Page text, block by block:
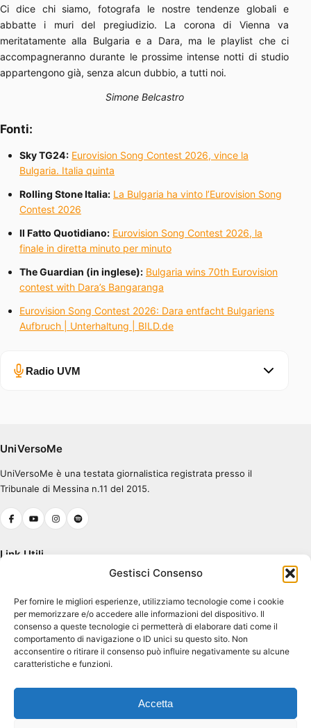
Gestisci Consenso
Per fornire le migliori esperienze, utilizziamo tecnologie come i cookie
per memorizzare e/o accedere alle informazioni del dispositivo. Il
consenso a queste tecnologie ci permetterà di elaborare dati come il
comportamento di navigazione o ID unici su questo sito. Non
acconsentire o ritirare il consenso può influire negativamente su alcune
caratteristiche e funzioni.
Accetta
Radio UVM
0:00
Ci dice chi siamo, fotografa le nostre tendenze globali e
abbatte i muri del pregiudizio. La corona di Vienna va
meritatamente alla Bulgaria e a Dara, ma le playlist che ci
accompagneranno durante le prossime intense notti di studio
appartengono già, senza alcun dubbio, a tutti noi.
Simone Belcastro
Fonti:
Sky TG24: Eurovision Song Contest 2026, vince la
Bulgaria. Italia quinta
Rolling Stone Italia: La Bulgaria ha vinto l’Eurovision Song
Contest 2026
Il Fatto Quotidiano: Eurovision Song Contest 2026, la
finale in diretta minuto per minuto
The Guardian (in inglese): Bulgaria wins 70th Eurovision
contest with Dara’s Bangaranga
Eurovision Song Contest 2026: Dara entfacht Bulgariens
Aufbruch | Unterhaltung | BILD.de
UniVersoMe
UniVersoMe è una testata giornalistica registrata presso il
Tribunale di Messina n.11 del 2015.
Link Utili
Cookie Policy (UE)
Terms & Conditions
Contatti
Piazza Pugliatti, 1
Dir. Resp. Antonio Tavilla